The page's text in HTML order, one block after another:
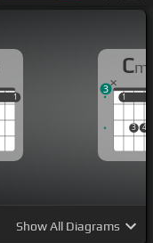
gaat
1
1
Cm
1
3 4
1
3
ShowAll Diagrams